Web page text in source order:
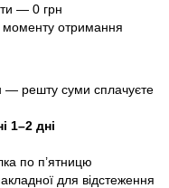
— 0 грн
моменту отримання
— решту суми сплачуєте
1–2 дні
по п’ятницю
для відстеження